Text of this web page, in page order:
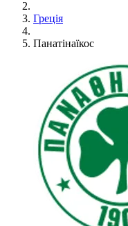
Греція
Панатінаїкос